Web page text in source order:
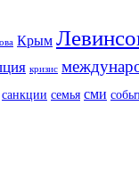
Крым
кризис
санкции семья сми